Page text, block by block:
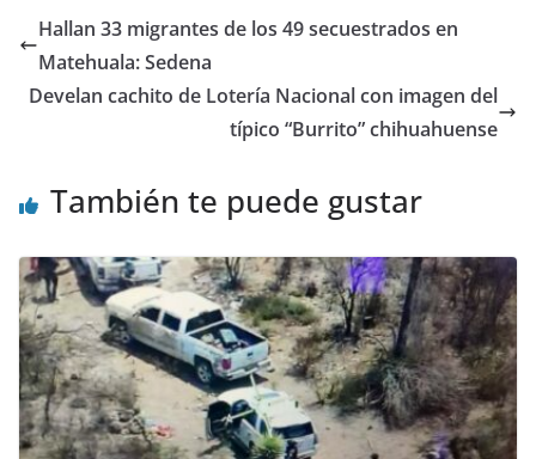
Hallan 33 migrantes de los 49 secuestrados en
Matehuala: Sedena
Develan cachito de Lotería Nacional con imagen del
típico “Burrito” chihuahuense
También te puede gustar